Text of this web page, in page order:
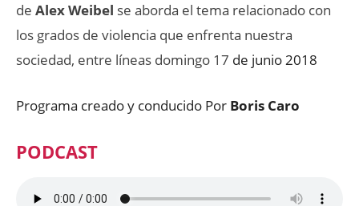
de Alex Weibel se aborda el tema relacionado con
los grados de violencia que enfrenta nuestra
sociedad, entre líneas domingo 17 de junio 2018
Programa creado y conducido Por Boris Caro
PODCAST